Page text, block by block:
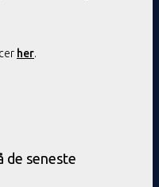
her.
de seneste